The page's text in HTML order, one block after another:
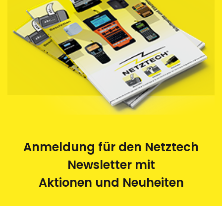
Anmeldung für den Netztech
Newsletter mit
Aktionen und Neuheiten